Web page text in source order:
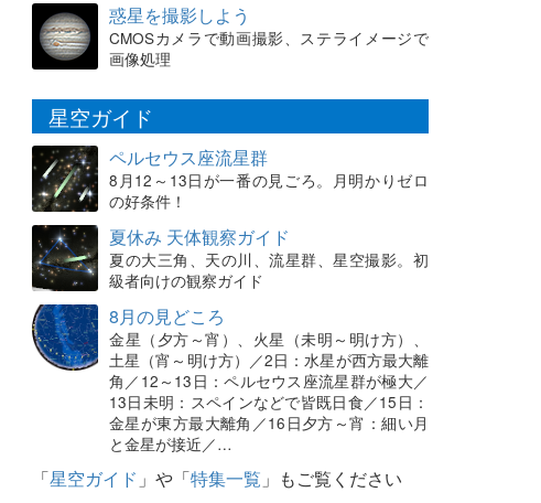
惑星を撮影しよう
CMOSカメラで動画撮影、ステライメージで
画像処理
星空ガイド
ペルセウス座流星群
8月12～13日が一番の見ごろ。月明かりゼロ
の好条件！
夏休み 天体観察ガイド
夏の大三角、天の川、流星群、星空撮影。初
級者向けの観察ガイド
8月の見どころ
金星（夕方～宵）、火星（未明～明け方）、
土星（宵～明け方）／2日：水星が西方最大離
角／12～13日：ペルセウス座流星群が極大／
13日未明：スペインなどで皆既日食／15日：
金星が東方最大離角／16日夕方～宵：細い月
と金星が接近／…
「星空ガイド 」や「特集一覧 」もご覧ください